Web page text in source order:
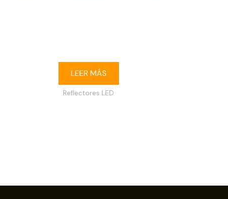
LEER MÁS
Reflectores LED